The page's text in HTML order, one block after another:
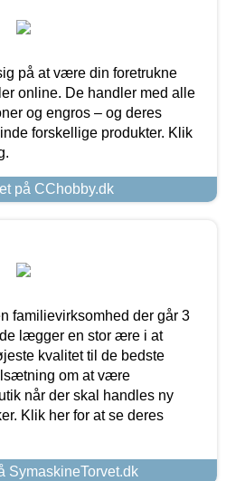
på at være din foretrukne
online. De handler med alle
og engros – og deres
forskellige produkter. Klik
på CChobby.dk
familievirksomhed der går 3
lægger en stor ære i at
kvalitet til de bedste
om at være
når der skal handles ny
Klik her for at se deres
SymaskineTorvet.dk